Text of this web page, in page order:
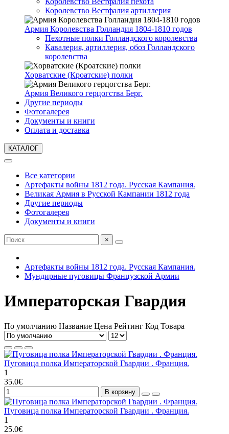
Королевство Вестфалия артиллерия
Армия Королевства Голландия 1804-1810 годов
Пехотные полки Голландского королевства
Кавалерия, артиллерия, обоз Голландского
королевства
Хорватские (Кроатские) полки
Армия Великого герцогства Берг.
Другие периоды
Фотогалерея
Документы и книги
Оплата и доставка
КАТАЛОГ
Все категории
Артефакты войны 1812 года. Русская Кампания.
Великая Армия в Русской Кампании 1812 года
Другие периоды
Фотогалерея
Документы и книги
×
Артефакты войны 1812 года. Русская Кампания.
Мундирные пуговицы Французской Армии
Императорская Гвардия
По умолчанию Название Цена Рейтинг Код Товара
Пуговица полка Императорской Гвардии . Франция.
1
35.0€
В корзину
Пуговица полка Императорской Гвардии . Франция.
1
25.0€